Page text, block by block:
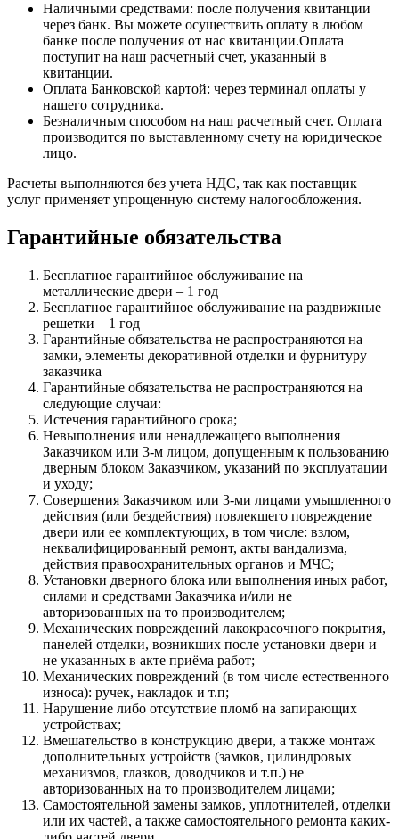
Наличными средствами: после получения квитанции
через банк. Вы можете осуществить оплату в любом
банке после получения от нас квитанции.Оплата
поступит на наш расчетный счет, указанный в
квитанции.
Оплата Банковской картой: через терминал оплаты у
нашего сотрудника.
Безналичным способом на наш расчетный счет. Оплата
производится по выставленному счету на юридическое
лицо.
Расчеты выполняются без учета НДС, так как поставщик
услуг применяет упрощенную систему налогообложения.
Гарантийные обязательства
Бесплатное гарантийное обслуживание на
металлические двери – 1 год
Бесплатное гарантийное обслуживание на раздвижные
решетки – 1 год
Гарантийные обязательства не распространяются на
замки, элементы декоративной отделки и фурнитуру
заказчика
Гарантийные обязательства не распространяются на
следующие случаи:
Истечения гарантийного срока;
Невыполнения или ненадлежащего выполнения
Заказчиком или 3-м лицом, допущенным к пользованию
дверным блоком Заказчиком, указаний по эксплуатации
и уходу;
Совершения Заказчиком или 3-ми лицами умышленного
действия (или бездействия) повлекшего повреждение
двери или ее комплектующих, в том числе: взлом,
неквалифицированный ремонт, акты вандализма,
действия правоохранительных органов и МЧС;
Установки дверного блока или выполнения иных работ,
силами и средствами Заказчика и/или не
авторизованных на то производителем;
Механических повреждений лакокрасочного покрытия,
панелей отделки, возникших после установки двери и
не указанных в акте приёма работ;
Механических повреждений (в том числе естественного
износа): ручек, накладок и т.п;
Нарушение либо отсутствие пломб на запирающих
устройствах;
Вмешательство в конструкцию двери, а также монтаж
дополнительных устройств (замков, цилиндровых
механизмов, глазков, доводчиков и т.п.) не
авторизованных на то производителем лицами;
Самостоятельной замены замков, уплотнителей, отделки
или их частей, а также самостоятельного ремонта каких-